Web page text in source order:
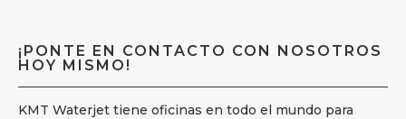
¡PONTE EN CONTACTO CON NOSOTROS
HOY MISMO!
KMT Waterjet tiene oficinas en todo el mundo para